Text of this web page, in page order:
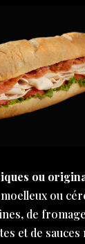
ou
ou
de
et de sauces